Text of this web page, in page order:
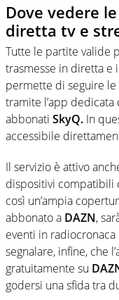
Dove vedere
diretta tv e
Tutte le partite valide
trasmesse in diretta e
permette di seguire le
tramite l’app
abbonati SkyQ. In
accessibile
Il servizio è attivo
dispositivi compatibili
così un’ampia
abbonato a DAZN,
eventi in radiocronaca
segnalare, infine, che
gratuitamente su
godersi una sfida tra